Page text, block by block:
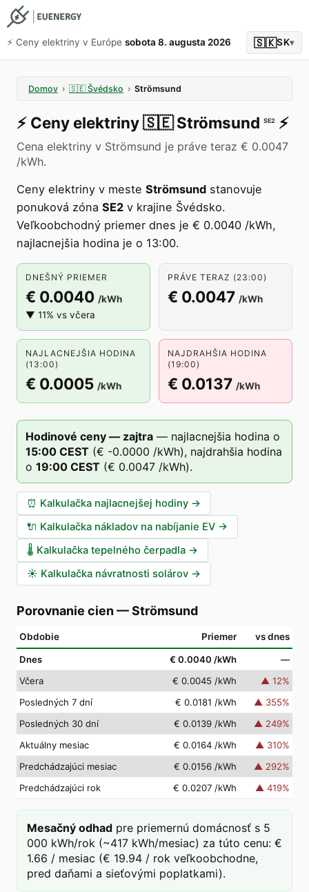
⚡️ Ceny elektriny v Európe sobota 8. augusta 2026 🇸🇰SK▾
Domov › 🇸🇪 Švédsko › Strömsund
⚡️ Ceny elektriny🇸🇪 Strömsund SE2 ⚡️
Cena elektriny v Strömsund je práve teraz € 0.0047
/kWh.
Ceny elektriny v meste Strömsund stanovuje
ponuková zóna SE2 v krajine Švédsko.
Veľkoobchodný priemer dnes je € 0.0040 /kWh,
najlacnejšia hodina je o 13:00.
DNEŠNÝ PRIEMER
€ 0.0040 /kWh
▼ 11% vs včera
PRÁVE TERAZ (23:00)
€ 0.0047 /kWh
NAJLACNEJŠIA HODINA
(13:00)
€ 0.0005 /kWh
NAJDRAHŠIA HODINA
(19:00)
€ 0.0137 /kWh
Hodinové ceny — zajtra — najlacnejšia hodina o
15:00 CEST (€ -0.0000 /kWh), najdrahšia hodina
o 19:00 CEST (€ 0.0047 /kWh).
⏰ Kalkulačka najlacnejšej hodiny →
🔌 Kalkulačka nákladov na nabíjanie EV →
🌡️ Kalkulačka tepelného čerpadla →
☀️ Kalkulačka návratnosti solárov →
Porovnanie cien —Strömsund
Obdobie Priemer vs dnes
Dnes € 0.0040 /kWh
—
Včera
€ 0.0045 /kWh ▲ 12%
Posledných 7 dní
€ 0.0181 /kWh ▲ 355%
Posledných 30 dní
€ 0.0139 /kWh ▲ 249%
Aktuálny mesiac
€ 0.0164 /kWh ▲ 310%
Predchádzajúci mesiac
€ 0.0156 /kWh ▲ 292%
Predchádzajúci rok
€ 0.0207 /kWh ▲ 419%
Mesačný odhad pre priemernú domácnosť s 5
000 kWh/rok (~417 kWh/mesiac) za túto cenu: €
1.66 / mesiac (€ 19.94 / rok veľkoobchodne,
pred daňami a sieťovými poplatkami).